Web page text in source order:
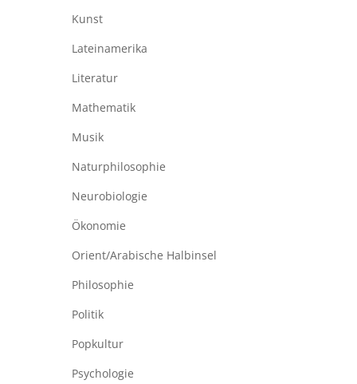
Kunst
Lateinamerika
Literatur
Mathematik
Musik
Naturphilosophie
Neurobiologie
Ökonomie
Orient/Arabische Halbinsel
Philosophie
Politik
Popkultur
Psychologie